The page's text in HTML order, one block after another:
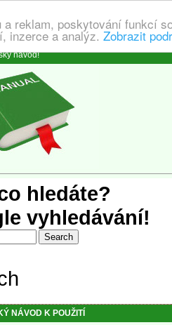
a reklam, poskytování funkcí
inzerce a analýz. Zobrazit
návod!
hledáte?
vyhledávání!
NÁVOD K POUŽITÍ